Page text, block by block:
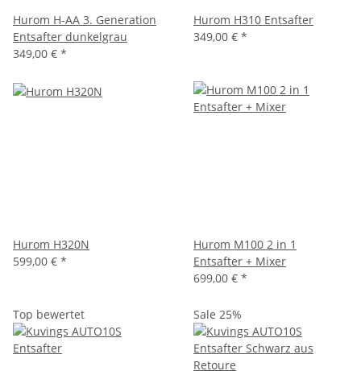
Hurom H-AA 3. Generation
Entsafter dunkelgrau
349,00 € *
Hurom H310 Entsafter
349,00 € *
Hurom H320N
599,00 € *
Hurom M100 2 in 1
Entsafter + Mixer
699,00 € *
Top bewertet Sale 25%